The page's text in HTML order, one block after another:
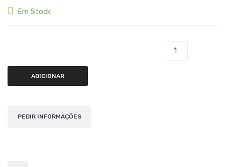
Acessórios
Em Stock
ADICIONAR